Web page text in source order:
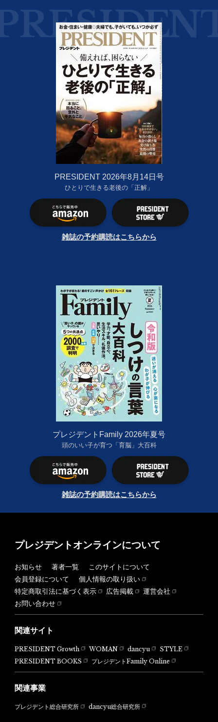
PRESIDENT 2026年8月14日号
ひとりで生きる老後の「正解」
雑誌の予約購読はこちらから
プレジデントFamily 2026年夏号
頭のいい子が育つ「育脳」大百科
雑誌の予約購読はこちらから
プレジデントオンラインについて
お知らせ 著者一覧
このサイトについて
会員登録について
個人情報の取り扱い
特定商取引法に基づく表示
広告掲載
運営会社
お問い合わせ
関連サイト
PRESIDENT Growth WOMAN dancyu
STYLE
PRESIDENT BOOKS
プレジデントFamily Online
関連事業
プレジデント総合研究所 dancyu総合研究所